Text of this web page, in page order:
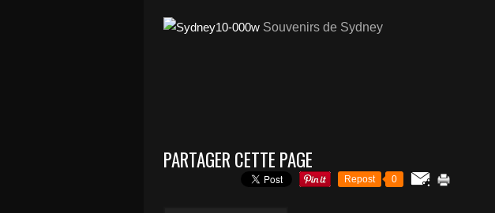
Souvenirs de Sydney
PARTAGER CETTE PAGE
Repost 0